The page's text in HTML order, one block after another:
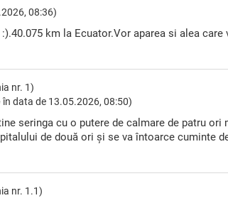
08:36)
km la Ecuator.Vor aparea si alea
nr. 1)
în data de 13.05.2026, 08:50)
seringa cu o putere de calmare de patru ori
de două ori și se va întoarce cuminte
nr. 1.1)